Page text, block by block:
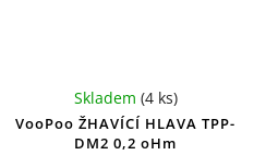
VooPoo ŽHAVÍCÍ HLAVA TPP-
DM2 0,2 oHm
Skladem (4 ks)